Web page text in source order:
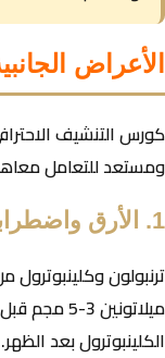
الأعراض
كورس التنشيف
ومستعد للتعامل
1. الأرق واضطرابات النوم
ترنبولون وكلينبوترول
الكلينبوترول بعد الظهر.